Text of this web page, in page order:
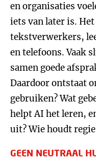
en organisaties
iets van later is.
tekstverwerkers,
en telefoons. Vaak
samen goede
Daardoor ontstaat
gebruiken? Wat
helpt AI het leren,
uit? Wie houdt
GEEN NEUTRAAL